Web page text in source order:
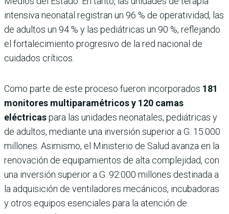
intensiva neonatal registran un 96 % de operatividad, las
de adultos un 94 % y las pediátricas un 90 %, reflejando
el fortalecimiento progresivo de la red nacional de
cuidados críticos.
Como parte de este proceso fueron incorporados 181
monitores multiparamétricos y 120 camas
eléctricaspara las unidades neonatales, pediátricas y
de adultos, mediante una inversión superior a G. 15.000
millones. Asimismo, el Ministerio de Salud avanza en la
renovación de equipamientos de alta complejidad, con
una inversión superior a G. 92.000 millones destinada a
la adquisición de ventiladores mecánicos, incubadoras
y otros equipos esenciales para la atención de